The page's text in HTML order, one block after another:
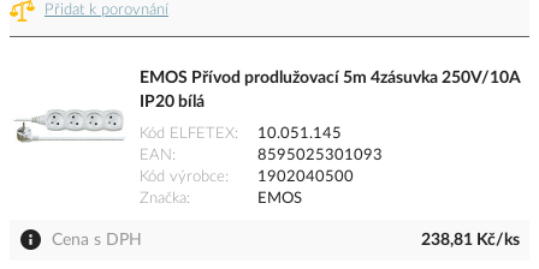
Přidat k porovnání
EMOS Přívod prodlužovací 5m 4zásuvka 250V/10A
IP20 bílá
Kód ELFETEX
10.051.145
EAN
8595025301093
Kód výrobce
1902040500
Značka
EMOS
Cena s DPH 238,81 Kč/ks